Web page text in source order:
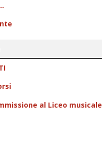
al Liceo musicale